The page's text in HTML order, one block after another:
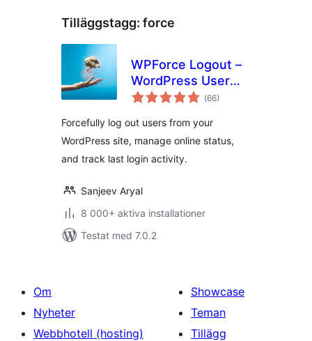
Tilläggstagg: force
WPForce Logout –
WordPress User
Login Logout
(Totalt
antal
66)
Forcefully log out users from your
WordPress site, manage online status,
and track last login activity.
Sanjeev Aryal
8 000+ aktiva installationer
Testat med 7.0.2
Om
Nyheter
Webbhotell (hosting)
Showcase
Teman
Tillägg